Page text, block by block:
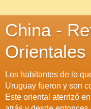
China -
Los habitantes de lo
Uruguay fueron y son
Este oriental aterrizó